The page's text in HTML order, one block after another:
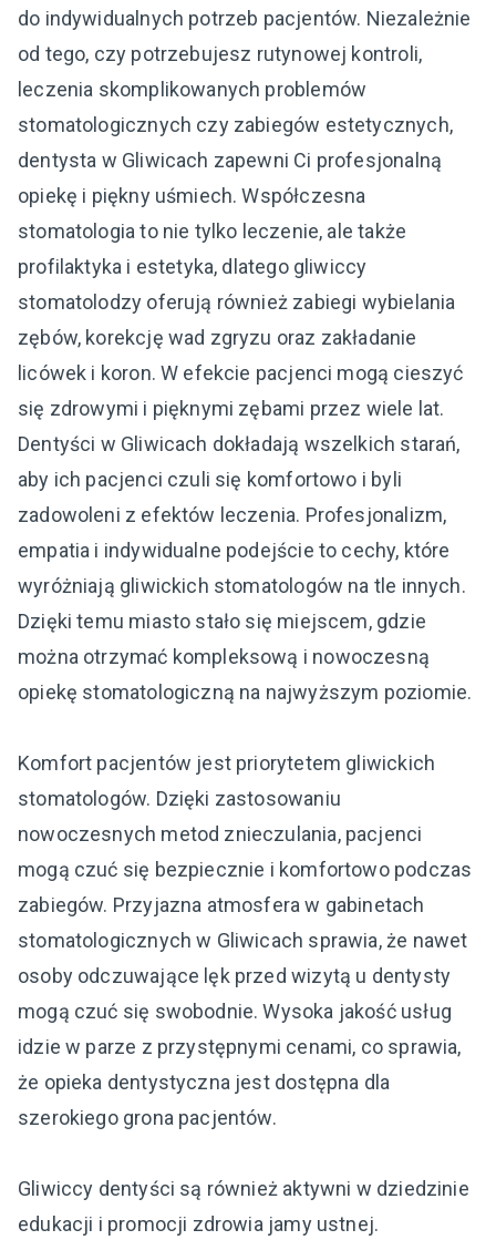
do indywidualnych potrzeb pacjentów. Niezależnie
od tego, czy potrzebujesz rutynowej kontroli,
leczenia skomplikowanych problemów
stomatologicznych czy zabiegów estetycznych,
dentysta w Gliwicach zapewni Ci profesjonalną
opiekę i piękny uśmiech. Współczesna
stomatologia to nie tylko leczenie, ale także
profilaktyka i estetyka, dlatego gliwiccy
stomatolodzy oferują również zabiegi wybielania
zębów, korekcję wad zgryzu oraz zakładanie
licówek i koron. W efekcie pacjenci mogą cieszyć
się zdrowymi i pięknymi zębami przez wiele lat.
Dentyści w Gliwicach dokładają wszelkich starań,
aby ich pacjenci czuli się komfortowo i byli
zadowoleni z efektów leczenia. Profesjonalizm,
empatia i indywidualne podejście to cechy, które
wyróżniają gliwickich stomatologów na tle innych.
Dzięki temu miasto stało się miejscem, gdzie
można otrzymać kompleksową i nowoczesną
opiekę stomatologiczną na najwyższym poziomie.
Komfort pacjentów jest priorytetem gliwickich
stomatologów. Dzięki zastosowaniu
nowoczesnych metod znieczulania, pacjenci
mogą czuć się bezpiecznie i komfortowo podczas
zabiegów. Przyjazna atmosfera w gabinetach
stomatologicznych w Gliwicach sprawia, że nawet
osoby odczuwające lęk przed wizytą u dentysty
mogą czuć się swobodnie. Wysoka jakość usług
idzie w parze z przystępnymi cenami, co sprawia,
że opieka dentystyczna jest dostępna dla
szerokiego grona pacjentów.
Gliwiccy dentyści są również aktywni w dziedzinie
edukacji i promocji zdrowia jamy ustnej.